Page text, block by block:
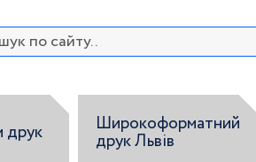
друк
Широкоформатний
друк Львів